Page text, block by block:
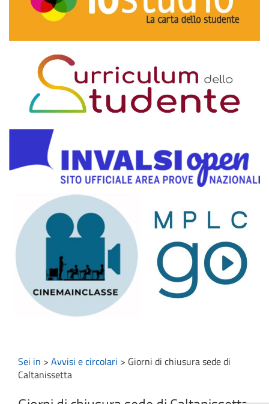
Sei in > Avvisi e circolari > Giorni di chiusura sede di
Caltanissetta